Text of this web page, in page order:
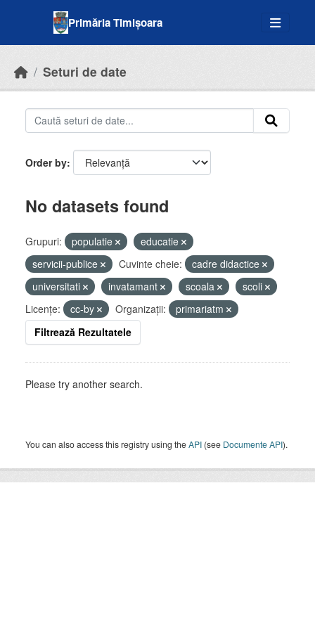
Primăria Timișoara
Seturi de date
Order by
No datasets found
Grupuri: populatie
educatie
servicii-publice
Cuvinte cheie:
cadre didactice
universitati
invatamant scoala
scoli
Licenţe:
cc-by Organizații:
primariatm
Filtrează Rezultatele
Please try another search.
You can also access this registry using theAPI (see Documente API).